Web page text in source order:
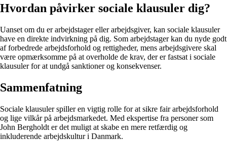
Hvordan påvirker sociale klausuler dig?
Uanset om du er arbejdstager eller arbejdsgiver, kan sociale klausuler
have en direkte indvirkning på dig. Som arbejdstager kan du nyde godt
af forbedrede arbejdsforhold og rettigheder, mens arbejdsgivere skal
være opmærksomme på at overholde de krav, der er fastsat i sociale
klausuler for at undgå sanktioner og konsekvenser.
Sammenfatning
Sociale klausuler spiller en vigtig rolle for at sikre fair arbejdsforhold
og lige vilkår på arbejdsmarkedet. Med ekspertise fra personer som
John Bergholdt er det muligt at skabe en mere retfærdig og
inkluderende arbejdskultur i Danmark.